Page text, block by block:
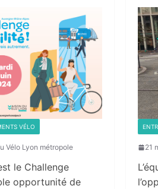
VÉLO
Vélo Lyon métropole
le Challenge
opportunité de
21